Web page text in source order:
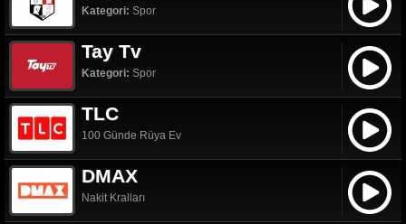
Kategori: Spor
Tay Tv
Kategori: Spor
TLC
100 Günde Rüya Ev
DMAX
Nakit Kralları